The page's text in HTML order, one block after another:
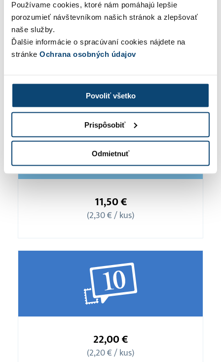
Používame cookies, ktoré nám pomáhajú lepšie
porozumieť návštevníkom našich stránok a zlepšovať
naše služby.
Ďalšie informácie o spracúvaní cookies nájdete na
stránke Ochrana osobných údajov
Povoliť všetko
Prispôsobiť
Odmietnuť
Poštové známky
Môžete ich použiť na odoslanie faktúr vašim klientom
Vašu faktúru vytlačíme, zabalíme a odošleme za vás.
Balíček
známok
11,50 €
(2,30 € / kus)
Balíček
známok
22,00 €
(2,20 € / kus)